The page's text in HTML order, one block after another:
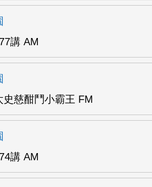
講 AM
史慈酣鬥小霸王 FM
講 AM